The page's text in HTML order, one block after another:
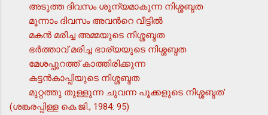
അടുത്ത ദിവസം ശൂന്യമാകുന്ന നിശ്ശബ്ദത
മൂന്നാം ദിവസം അവന്‍റെ വീട്ടില്‍
മകന്‍ മരിച്ച അമ്മയുടെ നിശ്ശബ്ദത
ഭര്‍ത്താവ് മരിച്ച ഭാര്യയുടെ നിശ്ശബ്ദത
മേശപ്പുറത്ത് കാത്തിരിക്കുന്ന
കട്ടന്‍കാപ്പിയുടെ നിശ്ശബ്ദത
മുറ്റത്തു തുള്ളുന്ന ചുവന്ന പൂക്കളുടെ നിശ്ശബ്ദത'
(ശങ്കരപ്പിള്ള കെ.ജി., 1984: 95)